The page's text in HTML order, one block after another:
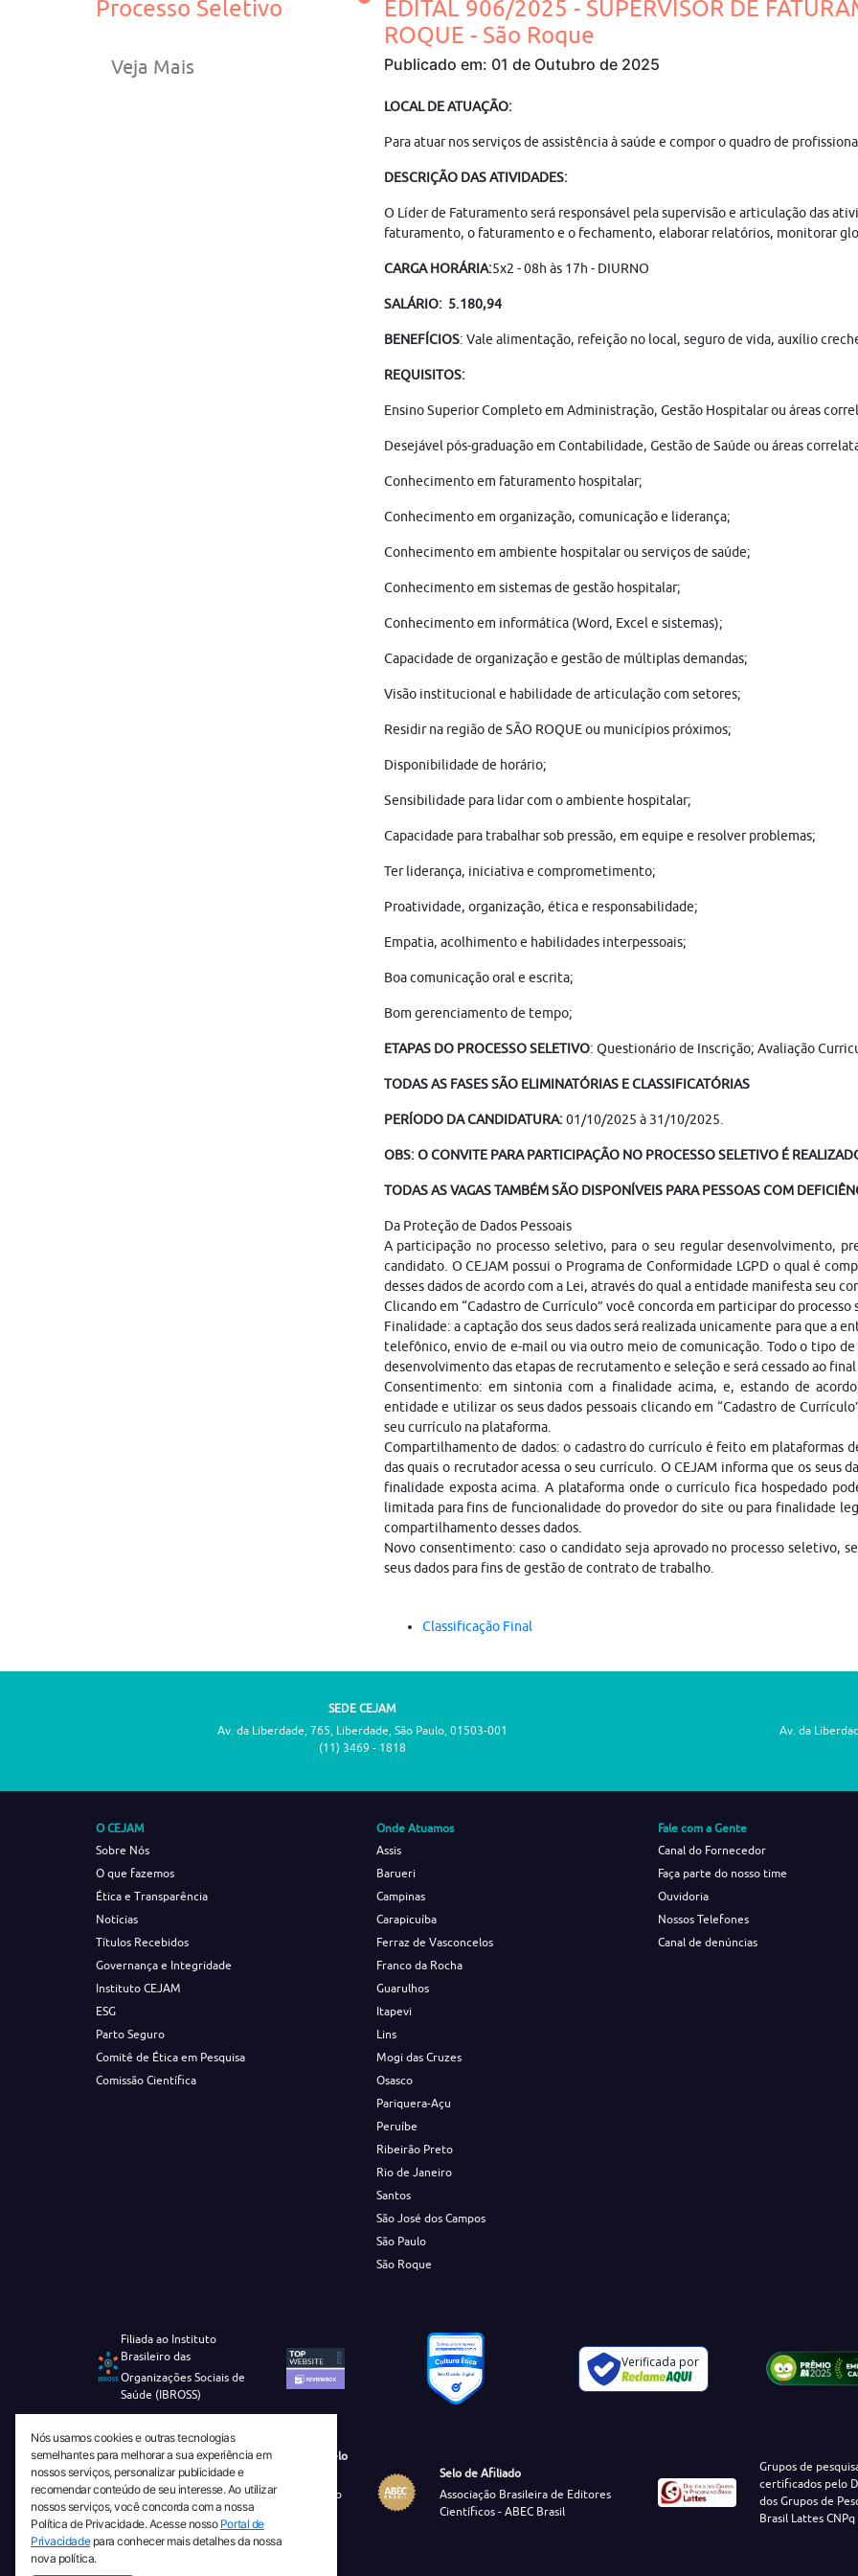
Processo Seletivo
Veja Mais
EDITAL 906/2025 - SUPERVISOR DE
ROQUE - São Roque
Publicado em: 01 de Outubro de 2025
LOCAL DE ATUAÇÃO:
Para atuar nos serviços de assistência à saúde e compor o quadro de
DESCRIÇÃO DAS ATIVIDADES:
O Líder de Faturamento será responsável pela supervisão e articulação das
faturamento, o faturamento e o fechamento, elaborar relatórios, monitorar
CARGA HORÁRIA:5x2 - 08h às 17h - DIURNO
SALÁRIO: 5.180,94
BENEFÍCIOS: Vale alimentação, refeição no local, seguro de vida, auxílio
REQUISITOS:
Ensino Superior Completo em Administração, Gestão Hospitalar ou áreas
Desejável pós-graduação em Contabilidade, Gestão de Saúde ou áreas
Conhecimento em faturamento hospitalar;
Conhecimento em organização, comunicação e liderança;
Conhecimento em ambiente hospitalar ou serviços de saúde;
Conhecimento em sistemas de gestão hospitalar;
Conhecimento em informática (Word, Excel e sistemas);
Capacidade de organização e gestão de múltiplas demandas;
Visão institucional e habilidade de articulação com setores;
Residir na região de SÃO ROQUE ou municípios próximos;
Disponibilidade de horário;
Sensibilidade para lidar com o ambiente hospitalar;
Capacidade para trabalhar sob pressão, em equipe e resolver problemas;
Ter liderança, iniciativa e comprometimento;
Proatividade, organização, ética e responsabilidade;
Empatia, acolhimento e habilidades interpessoais;
Boa comunicação oral e escrita;
Bom gerenciamento de tempo;
ETAPAS DO PROCESSO SELETIVO: Questionário de Inscrição; Avaliação
TODAS AS FASES SÃO ELIMINATÓRIAS E CLASSIFICATÓRIAS
PERÍODO DA CANDIDATURA:01/10/2025 à 31/10/2025.
OBS: O CONVITE PARA PARTICIPAÇÃO NO PROCESSO SELETIVO É
TODAS AS VAGAS TAMBÉM SÃO DISPONÍVEIS PARA PESSOAS COM
Da Proteção de Dados Pessoais
A participação no processo seletivo, para o seu regular desenvolvimento,
candidato. O CEJAM possui o Programa de Conformidade LGPD o qual é
desses dados de acordo com a Lei, através do qual a entidade manifesta seu
Clicando em “Cadastro de Currículo” você concorda em participar do
Finalidade: a captação dos seus dados será realizada unicamente para que
telefônico, envio de e-mail ou via outro meio de comunicação. Todo o tipo
desenvolvimento das etapas de recrutamento e seleção e será cessado ao
Consentimento: em sintonia com a finalidade acima, e, estando de
entidade e utilizar os seus dados pessoais clicando em “Cadastro de
seu currículo na plataforma.
Compartilhamento de dados: o cadastro do currículo é feito em plataformas
das quais o recrutador acessa o seu currículo. O CEJAM informa que os seus
finalidade exposta acima. A plataforma onde o currículo fica hospedado
limitada para fins de funcionalidade do provedor do site ou para finalidade
compartilhamento desses dados.
Novo consentimento: caso o candidato seja aprovado no processo seletivo,
seus dados para fins de gestão de contrato de trabalho.
Classificação Final
SEDE CEJAM
Av. da Liberdade, 765, Liberdade, São Paulo, 01503-001
(11) 3469 - 1818
Av. da
O CEJAM
Sobre Nós
O que fazemos
Ética e Transparência
Notícias
Títulos Recebidos
Governança e Integridade
Instituto CEJAM
ESG
Parto Seguro
Comitê de Ética em Pesquisa
Comissão Científica
Onde Atuamos
Assis
Barueri
Campinas
Carapicuíba
Ferraz de Vasconcelos
Franco da Rocha
Guarulhos
Itapevi
Lins
Mogi das Cruzes
Osasco
Pariquera-Açu
Peruíbe
Ribeirão Preto
Rio de Janeiro
Santos
São José dos Campos
São Paulo
São Roque
Fale com a Gente
Canal do Fornecedor
Faça parte do nosso time
Ouvidoria
Nossos Telefones
Canal de denúncias
Filiada ao Instituto
Brasileiro das
Organizações Sociais de
Saúde (IBROSS)
Verificada por
Revista Tecnico-Cientifica CEJAM Selo
Diamante de Ciência Aberta
Diretório Migulim Instituto Brasileiro
de Informação em Ciência e
Tecnologia - IBICT
Selo de Afiliado
Associação Brasileira de Editores
Científicos - ABEC Brasil
Grupos de
certificados pelo
dos Grupos de
Brasil Lattes CNPq
Nós usamos cookies e outras tecnologias
semelhantes para melhorar a sua experiência em
nossos serviços, personalizar publicidade e
recomendar conteúdo de seu interesse. Ao utilizar
nossos serviços, você concorda com a nossa
Política de Privacidade. Acesse nosso Portal de
Privacidadepara conhecer mais detalhes da nossa
nova política.